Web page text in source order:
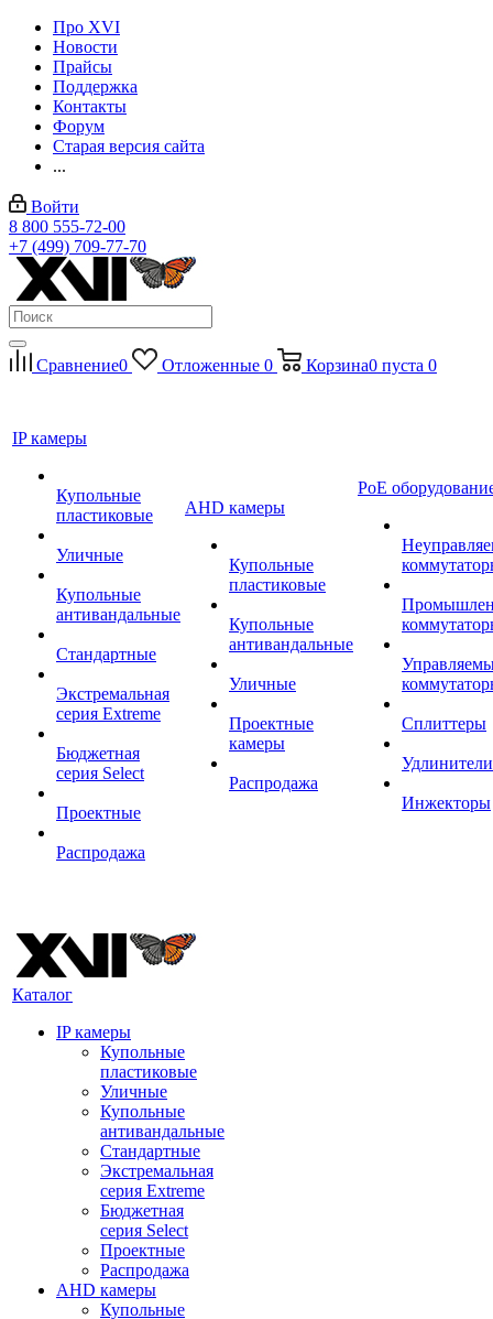
Про XVI
Новости
Прайсы
Поддержка
Контакты
Форум
Старая версия сайта
...
Войти
8 800 555-72-00
+7 (499) 709-77-70
Сравнение0 Отложенные 0 Корзина0 пуста 0
IP камеры
Купольные
пластиковые
Уличные
Купольные
антивандальные
Стандартные
Экстремальная
серия Extreme
Бюджетная
серия Select
Проектные
Распродажа
AHD камеры
Купольные
пластиковые
Купольные
антивандальные
Уличные
Проектные
камеры
Распродажа
PoE
Сплиттеры
Удлинители
Инжекторы
Каталог
IP камеры
Купольные
пластиковые
Уличные
Купольные
антивандальные
Стандартные
Экстремальная
серия Extreme
Бюджетная
серия Select
Проектные
Распродажа
AHD камеры
Купольные